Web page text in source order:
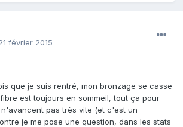
février 2015
que je suis rentré, mon bronzage se casse
est toujours en sommeil, tout ça pour
pas très vite (et c'est un
je me pose une question, dans les stats